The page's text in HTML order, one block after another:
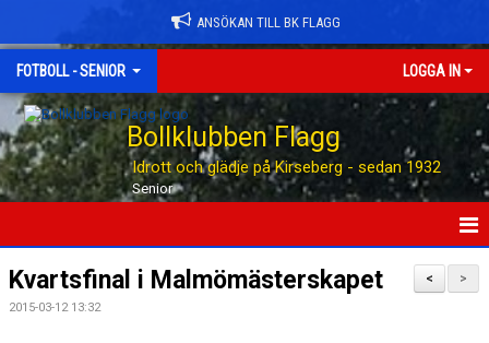
ANSÖKAN TILL BK FLAGG
FOTBOLL - SENIOR LOGGA IN
Bollklubben Flagg
Idrott och glädje på Kirseberg - sedan 1932
Senior
HEM
NYHETER
>
<
Kvartsfinal i Malmömästerskapet
2015-03-12 13:32